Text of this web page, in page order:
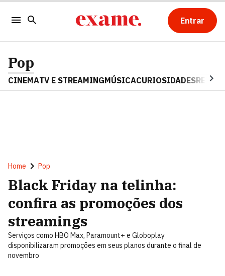
Entrar
Pop
CINEMATV E STREAMINGMÚSICACURIOSIDADES
Home Pop
Black Friday na telinha:
confira as promoções dos
streamings
Serviços como HBO Max, Paramount+ e Globoplay
disponibilizaram promoções em seus planos durante o final de
novembro